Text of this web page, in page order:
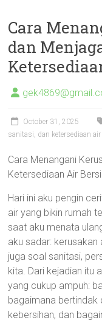
Cara
dan
October 31, 2025
sanitasi, dan ketersediaan
Cara Menangani
Ketersediaan Air
Hari ini aku pengin
air yang bikin rumah
saat aku menata
aku sadar:
juga soal sanitasi,
kita. Dari kejadian itu
yang cukup ampuh:
bagaimana bertindak
kebersihan, dan